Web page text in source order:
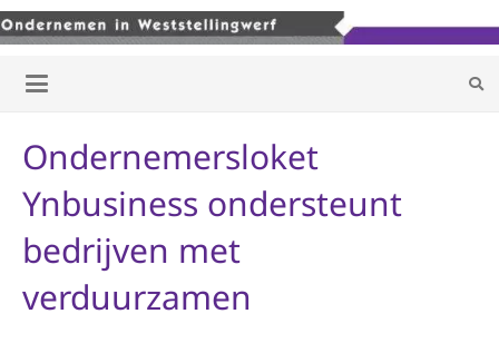
Ondernemersloket
Ynbusiness ondersteunt
bedrijven met
verduurzamen